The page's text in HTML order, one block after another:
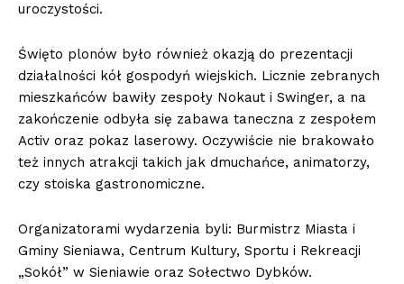
uroczystości.
Święto plonów było również okazją do prezentacji
działalności kół gospodyń wiejskich. Licznie zebranych
mieszkańców bawiły zespoły Nokaut i Swinger, a na
zakończenie odbyła się zabawa taneczna z zespołem
Activ oraz pokaz laserowy. Oczywiście nie brakowało
też innych atrakcji takich jak dmuchańce, animatorzy,
czy stoiska gastronomiczne.
Organizatorami wydarzenia byli: Burmistrz Miasta i
Gminy Sieniawa, Centrum Kultury, Sportu i Rekreacji
„Sokół” w Sieniawie oraz Sołectwo Dybków.